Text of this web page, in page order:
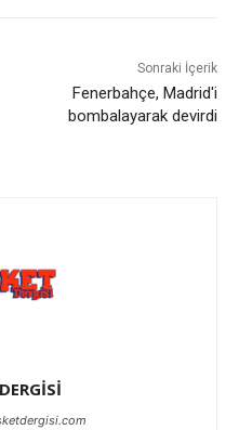
Sonraki İçerik
Fenerbahçe, Madrid'i
bombalayarak devirdi